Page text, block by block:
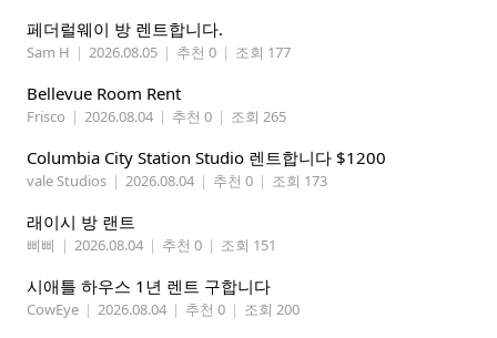
페더럴웨이 방 렌트합니다.
Sam H | 2026.08.05 | 추천 0 | 조회 177
Bellevue Room Rent
Frisco | 2026.08.04 | 추천 0 | 조회 265
Columbia City Station Studio 렌트합니다 $1200
vale Studios | 2026.08.04 | 추천 0 | 조회 173
래이시 방 랜트
삐삐 | 2026.08.04 | 추천 0 | 조회 151
시애틀 하우스 1년 렌트 구합니다
CowEye | 2026.08.04 | 추천 0 | 조회 200